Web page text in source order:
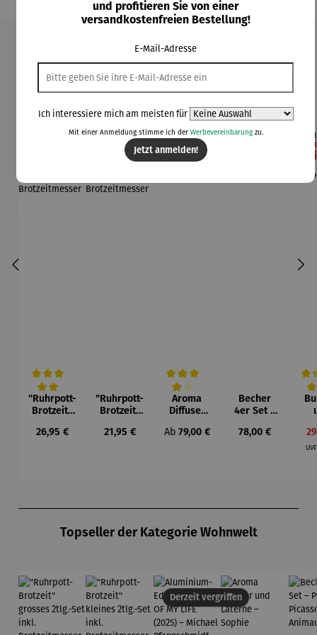
Produktgalerie überspringen
Kunden kauften auch
Durchschnittliche Bewertung von 5 von 5 Sternen
"Ruhrpott-
Brotzeit"
2tlg.-Set
Regulärer Preis:
26,95 €
"Ruhrpott-
Brotzeit"
2tlg.-Set
Regulärer Preis:
21,95 €
Durchschnittliche Bewertung von 4
Aroma
Diffuser
Laterne –
Regulärer Preis:
Ab 79,00 €
Becher
4er Set –
Picasso –
Regulärer Preis:
78,00 €
&
Topseller der Kategorie Wohnwelt
Derzeit vergriffen
und profitieren Sie von einer
versandkostenfreien Bestellung!
E-Mail-Adresse
Ich interessiere mich am meisten für
Mit einer Anmeldung stimme ich der Werbevereinbarungzu.
Jetzt anmelden!